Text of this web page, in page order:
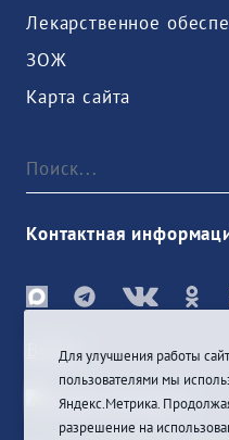
Лекарственное
ЗОЖ
Карта сайта
Контактная
ВойтиДля улучшения работы
пользователями мы
Яндекс.Метрика.
разрешение на